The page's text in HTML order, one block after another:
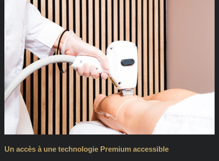
Un accès à une technologie Premium accessible